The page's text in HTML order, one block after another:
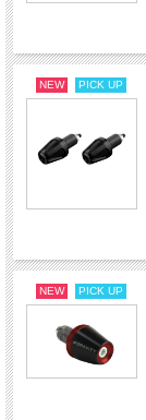
NEW PICK UP
NEW PICK UP